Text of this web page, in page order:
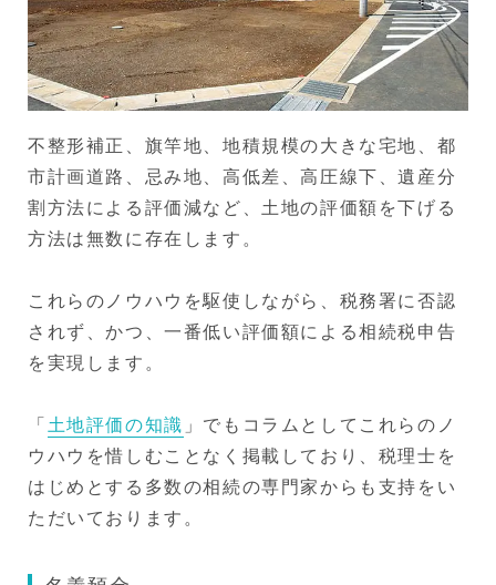
不整形補正、旗竿地、地積規模の大きな宅地、都
市計画道路、忌み地、高低差、高圧線下、遺産分
割方法による評価減など、土地の評価額を下げる
方法は無数に存在します。
これらのノウハウを駆使しながら、税務署に否認
されず、かつ、一番低い評価額による相続税申告
を実現します。
「 土地評価の知識 」でもコラムとしてこれらのノ
ウハウを惜しむことなく掲載しており、税理士を
はじめとする多数の相続の専門家からも支持をい
ただいております。